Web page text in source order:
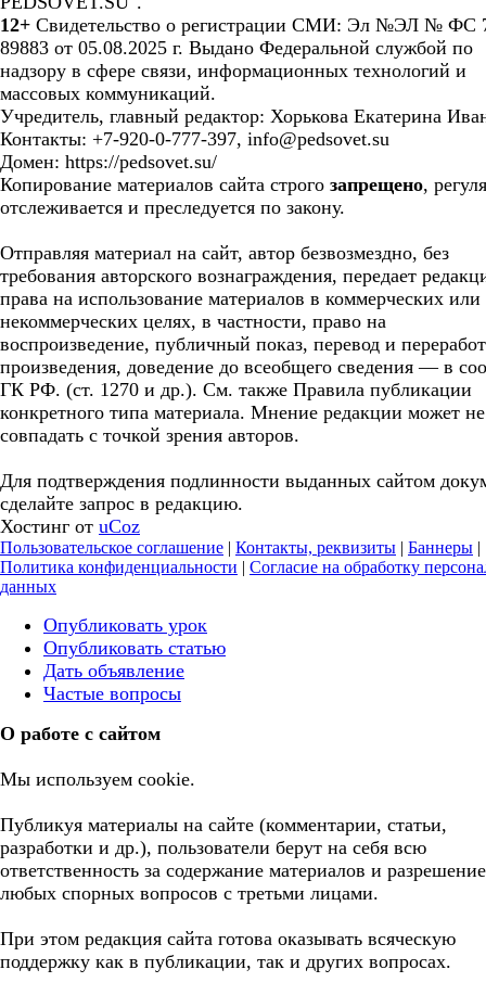
12+ Свидетельство о регистрации СМИ: Эл №ЭЛ № ФС
89883 от 05.08.2025 г. Выдано Федеральной службой по
надзору в сфере связи, информационных технологий и
массовых коммуникаций.
Учредитель, главный редактор: Хорькова Екатерина
Контакты: +7-920-0-777-397, info@pedsovet.su
Домен: https://pedsovet.su/
Копирование материалов сайта строго запрещено,
отслеживается и преследуется по закону.
Отправляя материал на сайт, автор безвозмездно, без
требования авторского вознаграждения, передает
права на использование материалов в коммерческих или
некоммерческих целях, в частности, право на
воспроизведение, публичный показ, перевод и
произведения, доведение до всеобщего сведения — в
ГК РФ. (ст. 1270 и др.). См. также Правила публикации
конкретного типа материала. Мнение редакции может не
совпадать с точкой зрения авторов.
Для подтверждения подлинности выданных сайтом
сделайте запрос в редакцию.
Хостинг от uCoz
Пользовательское соглашение | Контакты, реквизиты | Баннеры |
Политика конфиденциальности | Согласие на обработку
данных
Опубликовать урок
Опубликовать статью
Дать объявление
Частые вопросы
О работе с сайтом
Мы используем cookie.
Публикуя материалы на сайте (комментарии, статьи,
разработки и др.), пользователи берут на себя всю
ответственность за содержание материалов и разрешение
любых спорных вопросов с третьми лицами.
При этом редакция сайта готова оказывать всяческую
поддержку как в публикации, так и других вопросах.